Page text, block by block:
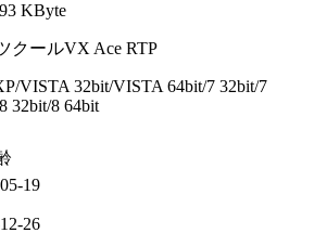
KByte
クールVX Ace RTP
VISTA 32bit/VISTA 64bit/7 32bit/7
32bit/8 64bit
19
26